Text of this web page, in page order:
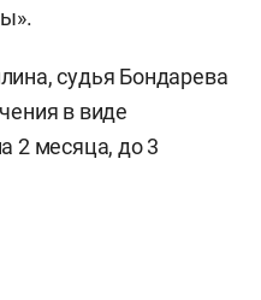
судья Бондарева
в виде
2 месяца, до 3